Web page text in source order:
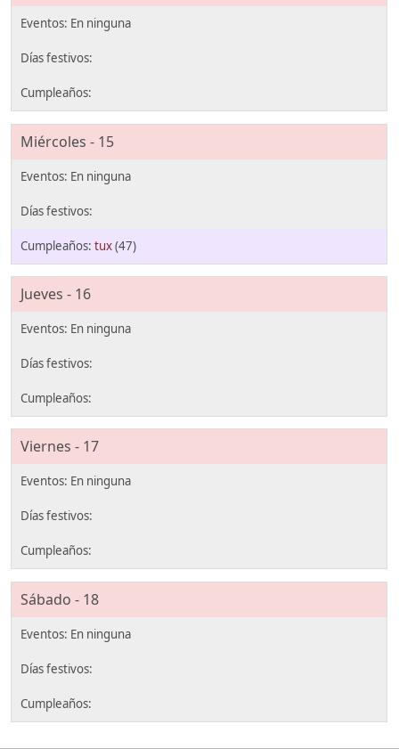
Miércoles - 15
tux(47)
Jueves - 16
Viernes - 17
Sábado - 18